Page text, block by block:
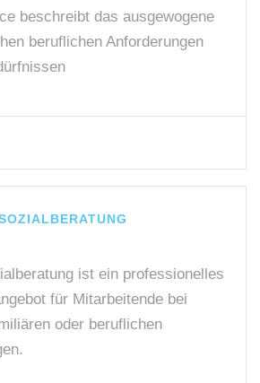
beschreibt das ausgewogene
beruflichen Anforderungen
ist ein professionelles
für Mitarbeitende bei
oder beruflichen